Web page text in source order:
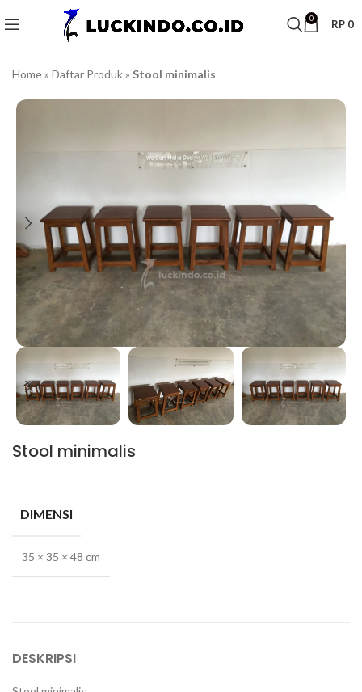
0 RP 0
Home» Daftar Produk» Stool minimalis
Stool minimalis
DIMENSI
35 × 35 × 48 cm
DESKRIPSI